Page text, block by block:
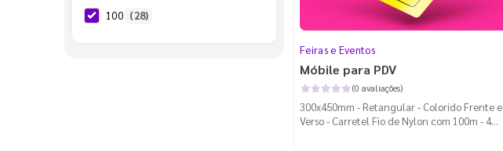
100 (28)
Feiras e Eventos
Móbile para PDV
(0 avaliações)
300x450mm - Retangular - Colorido Frente e
Verso - Carretel Fio de Nylon com 100m - 4